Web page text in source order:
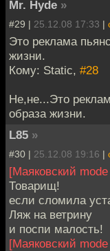
Mr. Hyde »
#29 | 25.12.08 17:33 |
Это реклама
жизни.
Кому: Static, #28
Не,не...Это
образа жизни.
L85 »
#30 | 25.12.08 19:16 |
[Маяковский
Товарищ!
если сломила
Ляж на ветрину
и поспи малость!
[Маяковский